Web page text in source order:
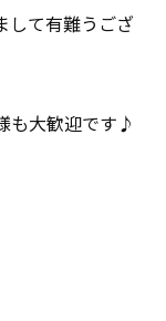
して有難うござ
も大歓迎です♪